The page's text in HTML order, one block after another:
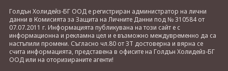
Голдън Холидейз-БГ ООД е регистриран администратор на лични
данни в Комисията за Защита на Личните Данни под № 310584 от
07.07.2011 г. Информацията публикувана на този сайт е с
информационна и рекламна цел и е възможно междувременно да са
настъпили промени. Съгласно чл.80 от ЗТ достоверна и вярна се
счита информацията, представена в офисите на Голдън Холидейз-БГ
ООД или на оторизираните агенти!